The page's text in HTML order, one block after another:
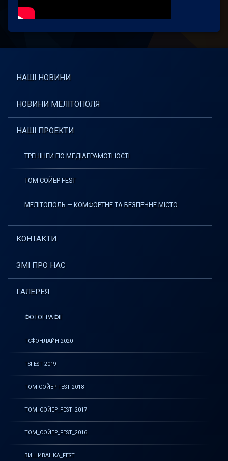
НАШІ НОВИНИ
НОВИНИ МЕЛІТОПОЛЯ
НАШІ ПРОЕКТИ
ТРЕНІНГИ ПО МЕДІАГРАМОТНОСТІ
ТОМ СОЙЕР FEST
МЕЛІТОПОЛЬ — КОМФОРТНЕ ТА БЕЗПЕЧНЕ МІСТО
КОНТАКТИ
ЗМІ ПРО НАС
ГАЛЕРЕЯ
ФОТОГРАФІЇ
ТСФОНЛАЙН 2020
TSFEST 2019
ТОМ СОЙЕР FEST 2018
ТОМ_СОЙЕР_FEST_2017
ТОМ_СОЙЕР_FEST_2016
ВИШИВАНКА_FEST